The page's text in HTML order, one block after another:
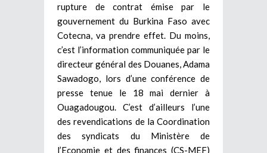
rupture de contrat émise par le
gouvernement du Burkina Faso avec
Cotecna, va prendre effet. Du moins,
c’est l’information communiquée par le
directeur général des Douanes, Adama
Sawadogo, lors d’une conférence de
presse tenue le 18 mai dernier à
Ouagadougou. C’est d’ailleurs l’une
des revendications de la Coordination
des syndicats du Ministère de
l’Economie et des finances (CS-MEF)